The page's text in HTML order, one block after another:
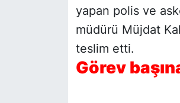
yapan polis ve
müdürü Müjdat
teslim etti.
Görev